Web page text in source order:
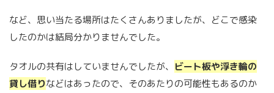
など、思い当たる場所はたくさんありましたが、どこで感染
したのかは結局分かりませんでした。
タオルの共有はしていませんでしたが、 ビート板や浮き輪の
貸し借りなどはあったので、そのあたりの可能性もあるのか